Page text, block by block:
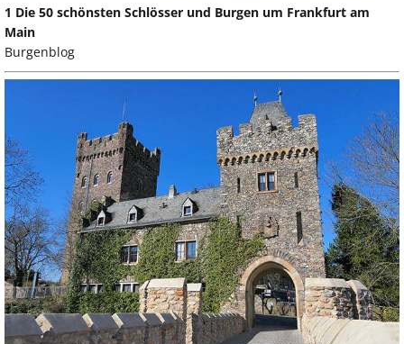
1 Die 50 schönsten Schlösser und Burgen um Frankfurt am
Main
Burgenblog